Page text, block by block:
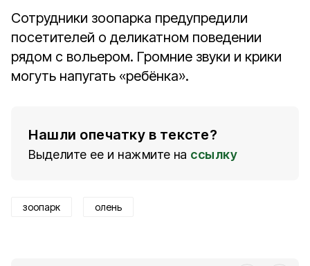
Сотрудники зоопарка предупредили
посетителей о деликатном поведении
рядом с вольером. Громние звуки и крики
могуть напугать «ребёнка».
Нашли опечатку в тексте?
Выделите ее и нажмите на ссылку
зоопарк олень